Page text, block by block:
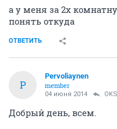
а у меня за 2х
понять откуда
ОТВЕТИТЬ
P
Pervoliaynen
member
04 июня 2014
Добрый день, всем.